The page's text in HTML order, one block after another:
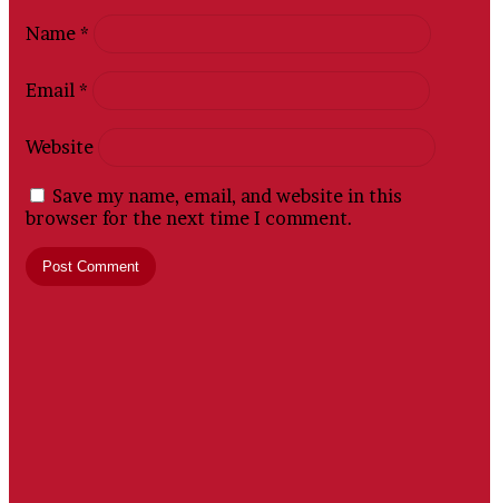
Name *
Email *
Website
Save my name, email, and website in this
browser for the next time I comment.